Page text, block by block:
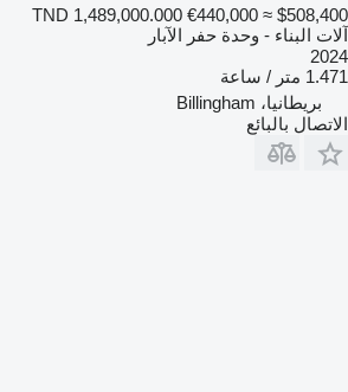
TND 1,489,000.000 €440,000 ≈ $508,400
آلات البناء - وحدة حفر الآبار
2024
1.471 متر / ساعة
بريطانيا، Billingham
الاتصال بالبائع